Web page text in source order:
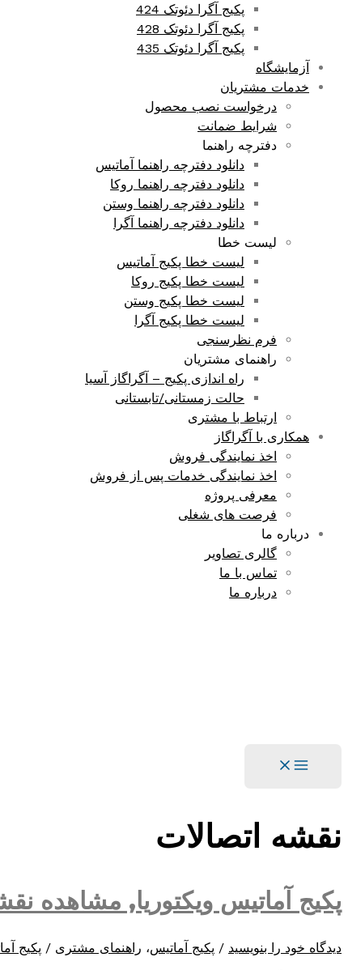
پکیج آگرا دئوتک 424
پکیج آگرا دئوتک 428
پکیج آگرا دئوتک 435
آزمایشگاه
خدمات مشتریان
درخواست نصب محصول
شرایط ضمانت
دفترچه راهنما
دانلود دفترچه راهنما آماتیس
دانلود دفترچه راهنما روکا
دانلود دفترچه راهنما وستن
دانلود دفترچه راهنما آگرا
لیست خطا
لیست خطا پکیج آماتیس
لیست خطا پکیج روکا
لیست خطا پکیج وستن
لیست خطا پکیج آگرا
فرم نظرسنجی
راهنمای مشتریان
راه اندازی پکیج – آگراگاز آسیا
حالت زمستانی/تابستانی
ارتباط با مشتری
همکاری با آگراگاز
اخذ نمایندگی فروش
اخذ نمایندگی خدمات پس از فروش
معرفی پروژه
فرصت های شغلی
درباره ما
گالری تصاویر
تماس با ما
درباره ما
Main
نقشه اتصالات
پکیج آماتیس ویکتوریا, مشاهده
دیدگاه‌ خود را بنویسید / پکیج آماتیس، راهنمای مشتری / پکیج